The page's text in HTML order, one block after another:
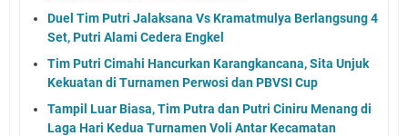
Duel Tim Putri Jalaksana Vs Kramatmulya Berlangsung 4
Set, Putri Alami Cedera Engkel
Tim Putri Cimahi Hancurkan Karangkancana, Sita Unjuk
Kekuatan di Turnamen Perwosi dan PBVSI Cup
Tampil Luar Biasa, Tim Putra dan Putri Ciniru Menang di
Laga Hari Kedua Turnamen Voli Antar Kecamatan